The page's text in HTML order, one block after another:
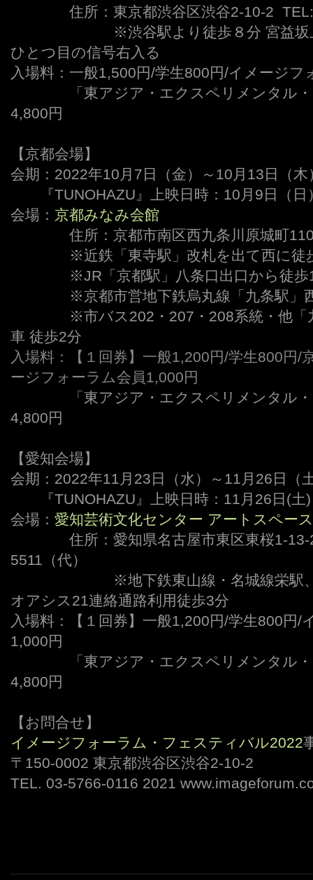
住所：東京都渋谷区渋谷2-10-2
※渋谷駅より徒歩８分 宮益
ひとつ目の信号右入る
入場料：一般1,500円/学生800円/イメージフ
「東アジア・エクスペリメンタル
4,800円
【京都会場】
会期：2022年10月7日（金）～10月13日（木
『TUNOHAZU』上映日時：10月9日（
会場： 京都みなみ会館
住所：京都市南区西九条川原城町
※近鉄「東寺駅」改札を出て西に徒
※JR「京都駅」八条口出口から徒歩
※京都市営地下鉄烏丸線「九条駅」
※市バス202・207・208系統・他「
車 徒歩2分
入場料：
【１回券】一般1,200円/学生800円
ージフォーラム会員1,000円
「東アジア・エクスペリメンタル
4,800円
【愛知会場】
会期：2022年11月23日（水）～11月26日（
『TUNOHAZU』上映日時：11月26日(土
会場： 愛知芸術文化センター アートスペー
住所：愛知県名古屋市東区東桜1-
5511（代）
※地下鉄東山線・名城線栄駅
オアシス21連絡通路利用徒歩3分
入場料：【１回券】一般1,200円/学生800円/
1,000円
「東アジア・エクスペリメンタル
4,800円
【お問合せ】
イメージフォーラム・フェスティバル2022
〒150-0002 東京都渋谷区渋谷2-10-2
TEL. 03-5766-0116 2021